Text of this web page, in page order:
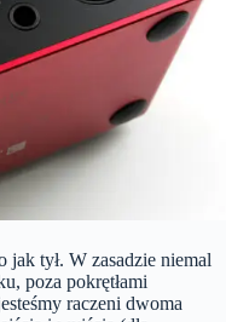
jak tył. W zasadzie niemal
poza pokrętłami
raczeni dwoma